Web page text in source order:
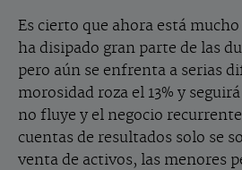
Es cierto que ahora está
ha disipado gran parte de las
pero aún se enfrenta a serias
morosidad roza el 13% y
no fluye y el negocio
cuentas de resultados solo se
venta de activos, las menores